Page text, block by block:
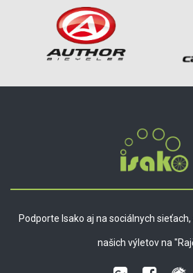
Podporte Isako aj na sociálnych
našich výletov na